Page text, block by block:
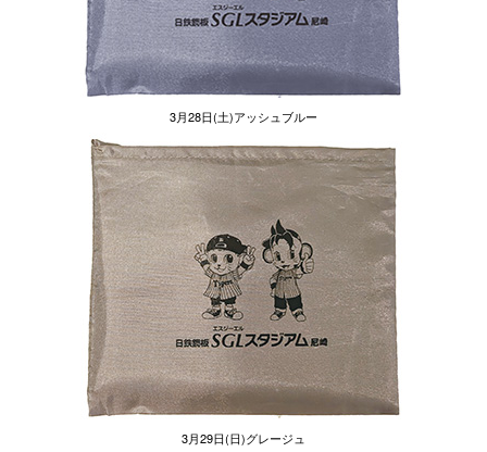
3月28日(土)アッシュブルー
3月29日(日)グレージュ